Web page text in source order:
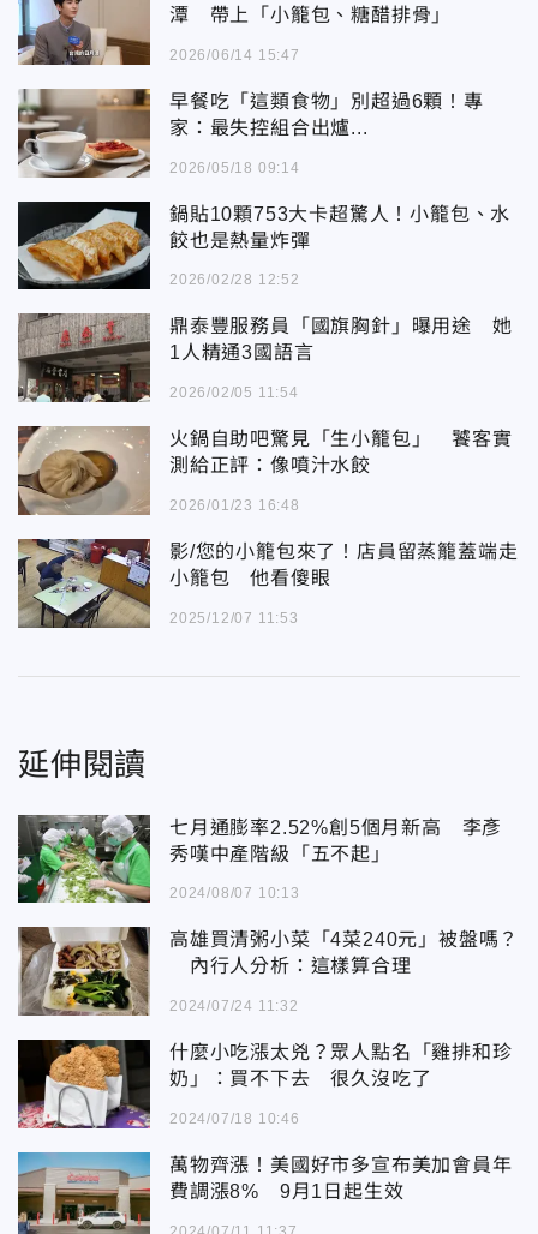
潭 帶上「小籠包、糖醋排骨」
2026/06/14 15:47
早餐吃「這類食物」別超過6顆！專
家：最失控組合出爐...
2026/05/18 09:14
鍋貼10顆753大卡超驚人！小籠包、水
餃也是熱量炸彈
2026/02/28 12:52
鼎泰豐服務員「國旗胸針」曝用途 她
1人精通3國語言
2026/02/05 11:54
火鍋自助吧驚見「生小籠包」 饕客實
測給正評：像噴汁水餃
2026/01/23 16:48
影/您的小籠包來了！店員留蒸籠蓋端走
小籠包 他看傻眼
2025/12/07 11:53
延伸閱讀
七月通膨率2.52%創5個月新高 李彥
秀嘆中產階級「五不起」
2024/08/07 10:13
高雄買清粥小菜「4菜240元」被盤嗎？
內行人分析：這樣算合理
2024/07/24 11:32
什麼小吃漲太兇？眾人點名「雞排和珍
奶」：買不下去 很久沒吃了
2024/07/18 10:46
萬物齊漲！美國好市多宣布美加會員年
費調漲8% 9月1日起生效